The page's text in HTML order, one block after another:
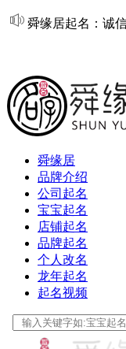
舜缘居起名：诚
舜缘居
品牌介绍
公司起名
宝宝起名
店铺起名
品牌起名
个人改名
龙年起名
起名视频